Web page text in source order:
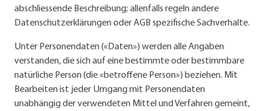
abschliessende Beschreibung; allenfalls regeln andere
Datenschutzerklärungen oder AGB spezifische Sachverhalte.
Unter Personendaten («Daten») werden alle Angaben
verstanden, die sich auf eine bestimmte oder bestimmbare
natürliche Person (die «betroffene Person») beziehen. Mit
Bearbeiten ist jeder Umgang mit Personendaten
unabhängig der verwendeten Mittel und Verfahren gemeint,